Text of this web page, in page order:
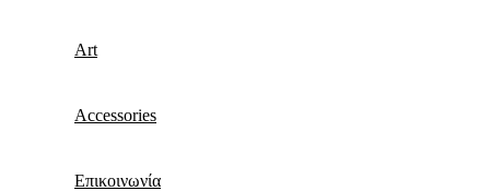
Art
Accessories
Επικοινωνία